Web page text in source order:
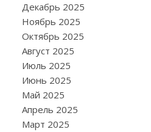
Декабрь 2025
Ноябрь 2025
Октябрь 2025
Август 2025
Июль 2025
Июнь 2025
Май 2025
Апрель 2025
Март 2025